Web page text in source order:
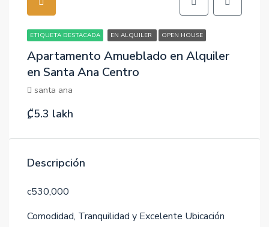
ETIQUETA DESTACADA EN ALQUILER OPEN HOUSE
Apartamento Amueblado en Alquiler
en Santa Ana Centro
santa ana
₡5.3 lakh
Descripción
c530,000
Comodidad, Tranquilidad y Excelente Ubicación